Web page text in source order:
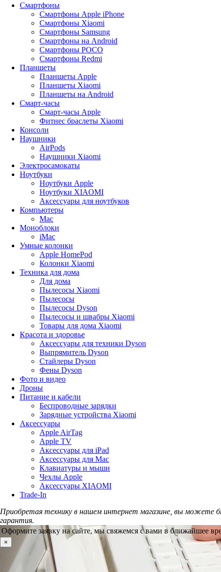
Смартфоны
Смартфоны Apple iPhone
Смартфоны Хiaomi
Смартфоны Samsung
Смартфоны на Android
Смартфоны POCO
Смартфоны Redmi
Планшеты
Планшеты Apple
Планшеты Xiaomi
Планшеты на Android
Смарт-часы
Смарт-часы Apple
Фитнес браслеты Xiaomi
Консоли
Наушники
AirPods
Наушники Xiaomi
Электросамокаты
Ноутбуки
Ноутбуки Apple
Ноутбуки XIAOMI
Аксессуары для ноутбуков
Компьютеры
Mac
Моноблоки
iMac
Умные колонки
Apple HomePod
Колонки Xiaomi
Техника для дома
Для дома
Пылесосы Xiaomi
Пылесосы
Пылесосы Dyson
Пылесосы и швабры Xiaomi
Товары для дома Xiaomi
Красота и здоровье
Аксессуары для техники Dyson
Выпрямитель Dyson
Стайлеры Dyson
Фены Dyson
Фото и видео
Дроны
Питание и кабели
Беспроводные зарядки
Зарядные устройства Xiaomi
Аксессуары
Apple AirTag
Apple TV
Аксессуары для iPad
Аксессуары для Mac
Клавиатуры и мыши
Чехлы Apple
Аксессуары XIAOMI
Trade-In
Приобретая технику в нашем интернет магазине, вы можете
гарантия.
Оформите заявку на сайте, мы свяжемся с вами в ближайшее
×